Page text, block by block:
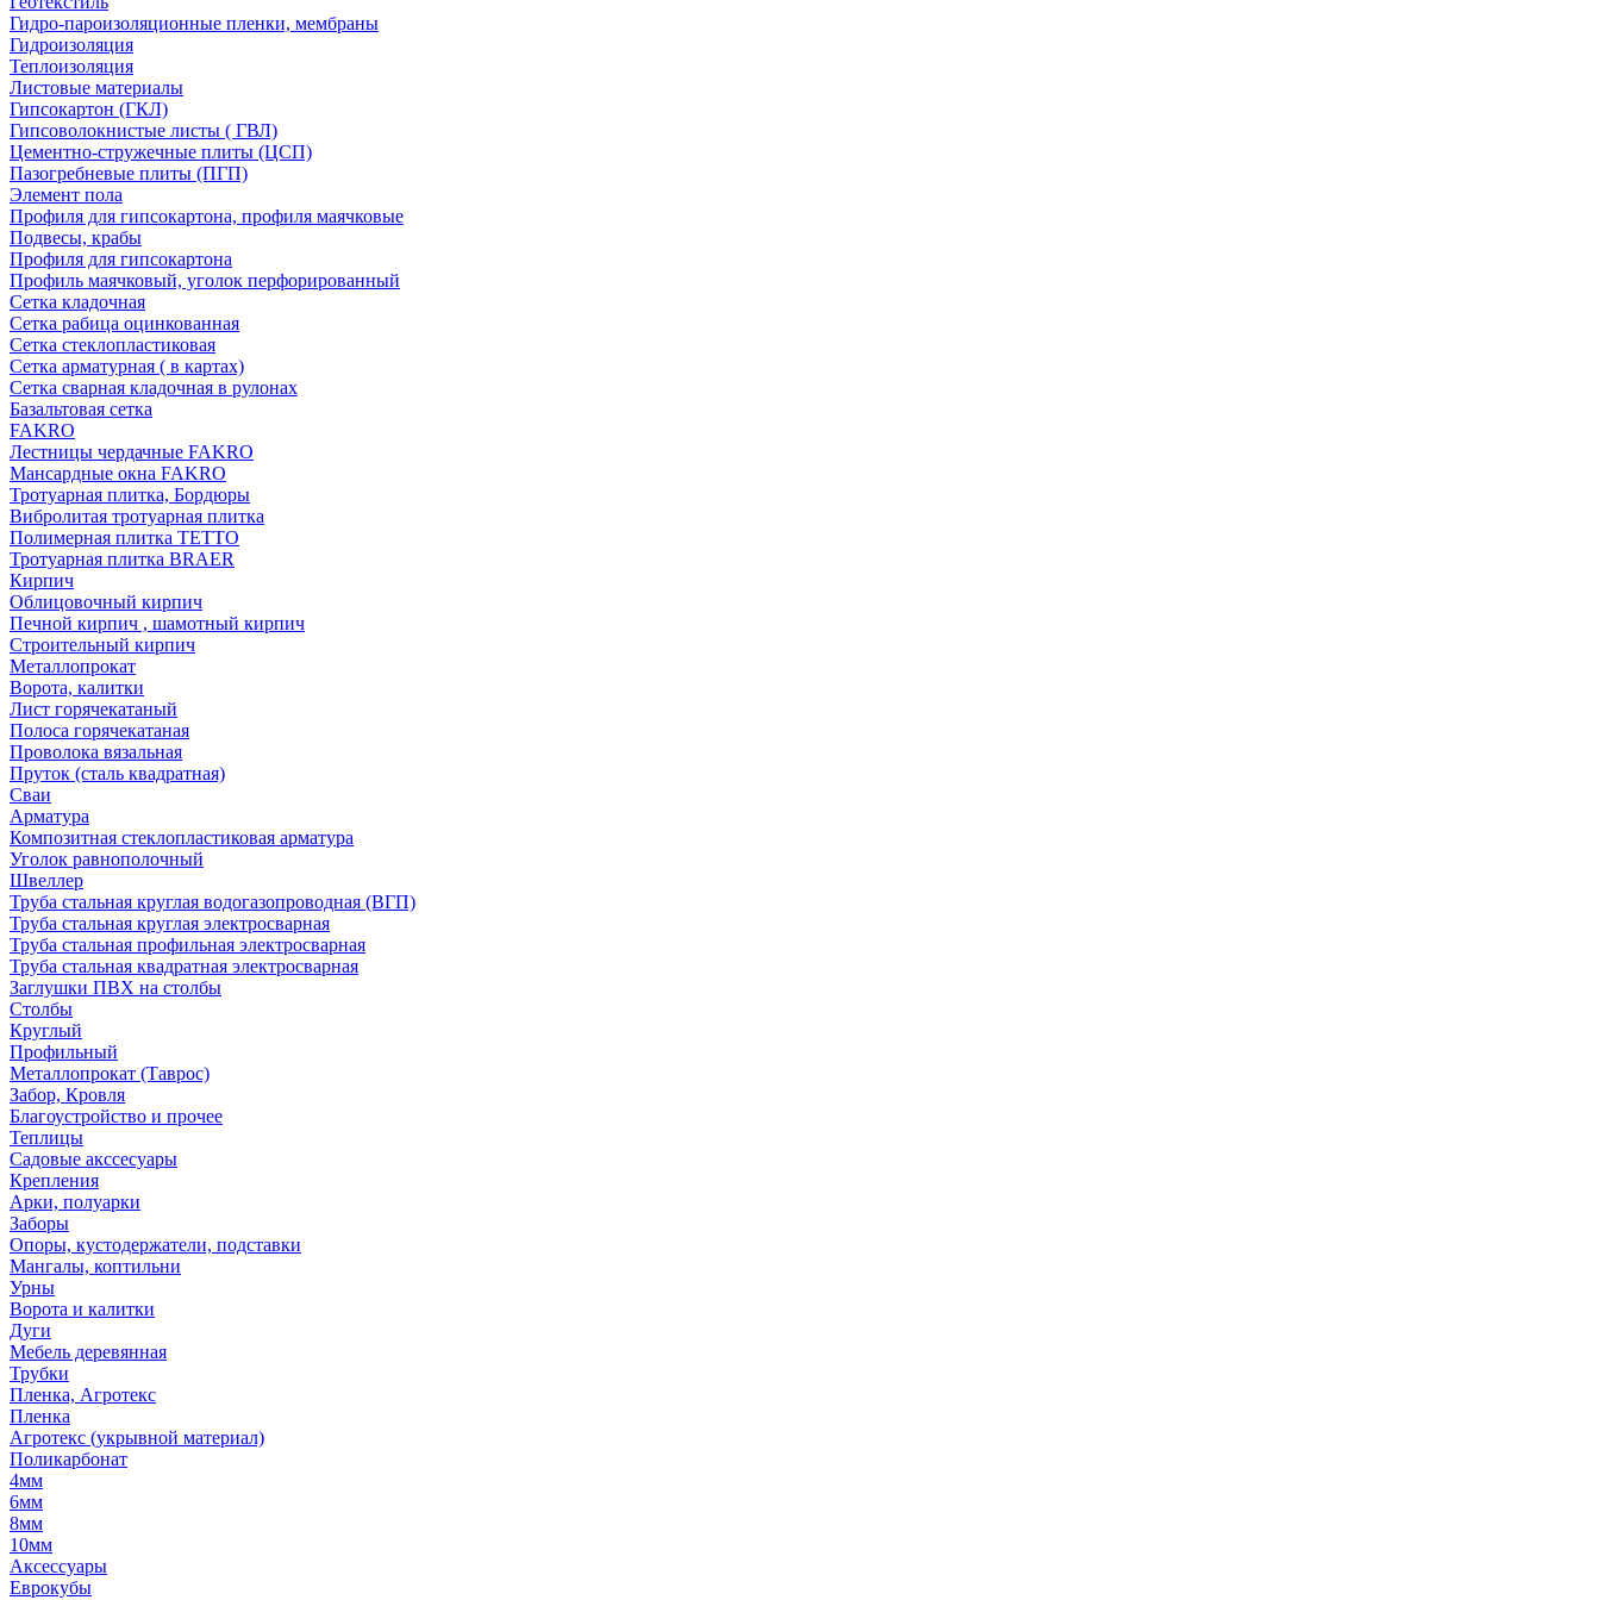
Гидро-пароизоляционные пленки, мембраны
Гидроизоляция
Теплоизоляция
Листовые материалы
Гипсокартон (ГКЛ)
Гипсоволокнистые листы ( ГВЛ)
Цементно-стружечные плиты (ЦСП)
Пазогребневые плиты (ПГП)
Элемент пола
Профиля для гипсокартона, профиля маячковые
Подвесы, крабы
Профиля для гипсокартона
Профиль маячковый, уголок перфорированный
Сетка кладочная
Сетка рабица оцинкованная
Сетка стеклопластиковая
Сетка арматурная ( в картах)
Сетка сварная кладочная в рулонах
Базальтовая сетка
FAKRO
Лестницы чердачные FAKRO
Мансардные окна FAKRO
Тротуарная плитка, Бордюры
Вибролитая тротуарная плитка
Полимерная плитка TETTO
Тротуарная плитка BRAER
Кирпич
Облицовочный кирпич
Печной кирпич , шамотный кирпич
Строительный кирпич
Металлопрокат
Ворота, калитки
Лист горячекатаный
Полоса горячекатаная
Проволока вязальная
Пруток (сталь квадратная)
Сваи
Арматура
Композитная стеклопластиковая арматура
Уголок равнополочный
Швеллер
Труба стальная круглая водогазопроводная (ВГП)
Труба стальная круглая электросварная
Труба стальная профильная электросварная
Труба стальная квадратная электросварная
Заглушки ПВХ на столбы
Столбы
Круглый
Профильный
Металлопрокат (Таврос)
Забор, Кровля
Благоустройство и прочее
Теплицы
Садовые акссесуары
Крепления
Арки, полуарки
Заборы
Опоры, кустодержатели, подставки
Мангалы, коптильни
Урны
Ворота и калитки
Дуги
Мебель деревянная
Трубки
Пленка, Агротекс
Пленка
Агротекс (укрывной материал)
Поликарбонат
4мм
6мм
8мм
10мм
Аксессуары
Еврокубы